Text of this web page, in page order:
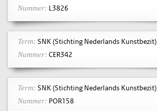
Nummer: L3826
Term: SNK (Stichting Nederlands Kunstbezit)
Nummer: CER342
Term: SNK (Stichting Nederlands Kunstbezit)
Nummer: POR158